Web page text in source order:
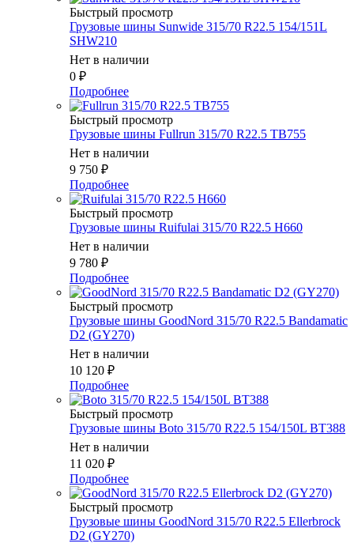
Быстрый просмотр
Грузовые шины Sunwide 315/70 R22.5 154/151L
SHW210
Нет в наличии
0 ₽
Подробнее
Быстрый просмотр
Грузовые шины Fullrun 315/70 R22.5 TB755
Нет в наличии
9 750 ₽
Подробнее
Быстрый просмотр
Грузовые шины Ruifulai 315/70 R22.5 H660
Нет в наличии
9 780 ₽
Подробнее
Быстрый просмотр
Грузовые шины GoodNord 315/70 R22.5 Bandamatic
D2 (GY270)
Нет в наличии
10 120 ₽
Подробнее
Быстрый просмотр
Грузовые шины Boto 315/70 R22.5 154/150L BT388
Нет в наличии
11 020 ₽
Подробнее
Быстрый просмотр
Грузовые шины GoodNord 315/70 R22.5 Ellerbrock
D2 (GY270)